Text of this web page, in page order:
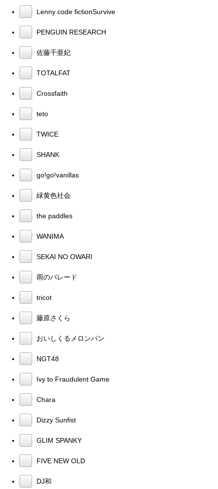
Lenny code fictionSurvive
PENGUIN RESEARCH
佐藤千亜妃
TOTALFAT
Crossfaith
teto
TWICE
SHANK
go!go!vanillas
緑黄色社会
the paddles
WANIMA
SEKAI NO OWARI
雨のパレード
tricot
藤原さくら
おいしくるメロンパン
NGT48
Ivy to Fraudulent Game
Chara
Dizzy Sunfist
GLIM SPANKY
FIVE NEW OLD
DJ和